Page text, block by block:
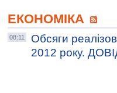
ЕКОНОМІКА
08:11
Обсяги
2012 року.